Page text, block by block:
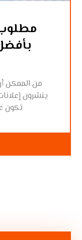
من الممكن
ينشرون
تكون